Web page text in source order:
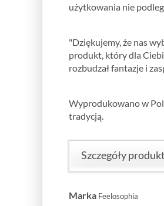
użytkowania nie
"Dziękujemy, że nas
produkt, który dla
rozbudzał fantazje i
Wyprodukowano w
tradycją.
Szczegóły
Marka Feelosophia